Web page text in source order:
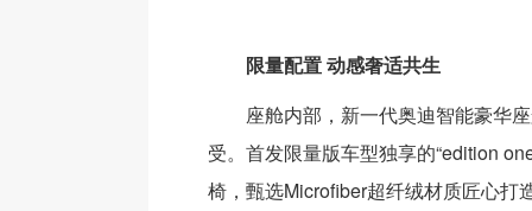
限量配置 动感奢适共生
座舱内部，新一代奥迪智能豪华
受。首发限量版车型独享的“edition
椅，甄选Microfiber超纤绒材质匠心打